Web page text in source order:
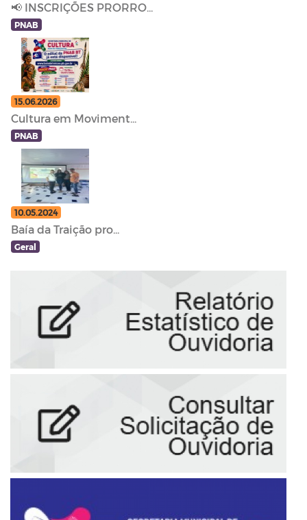
📢 INSCRIÇÕES PRORRO...
PNAB
15.06.2026
Cultura em Moviment...
PNAB
10.05.2024
Baía da Traição pro...
Geral